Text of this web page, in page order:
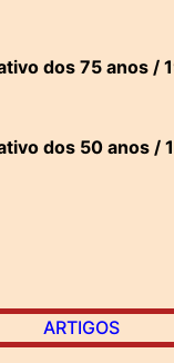
dos 75 anos /
dos 50 anos /
ARTIGOS